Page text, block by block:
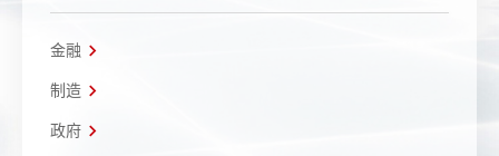
金融
制造
政府